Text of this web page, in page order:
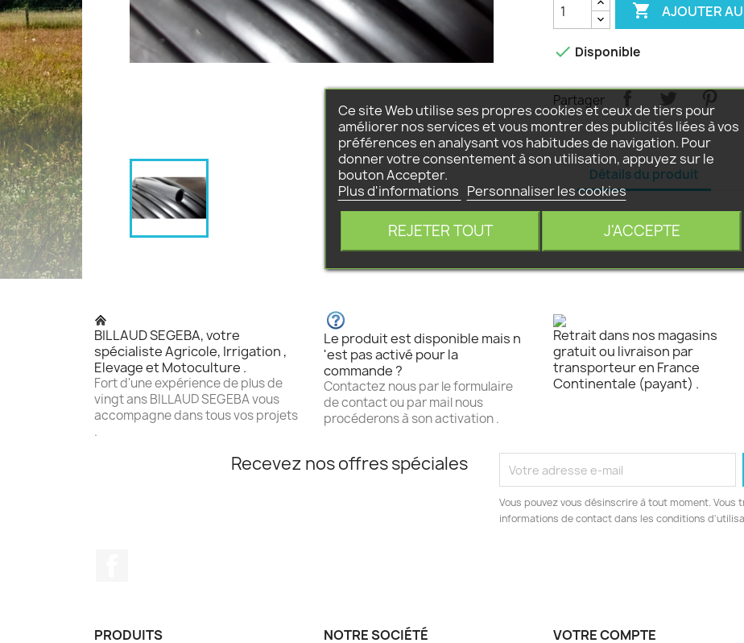
 AJOUTER
 Disponible
Partager
Détails du produit
BILLAUD SEGEBA, votre
spécialiste Agricole, Irrigation ,
Elevage et Motoculture .
Fort d'une expérience de plus de
vingt ans BILLAUD SEGEBA vous
accompagne dans tous vos projets
.
Le produit est disponible mais n
'est pas activé pour la
commande ?
Contactez nous par le formulaire
de contact ou par mail nous
procéderons à son activation .
Retrait dans nos magasins
gratuit ou livraison par
transporteur en France
Continentale (payant) .
Recevez nos offres spéciales
Vous pouvez vous désinscrire à tout moment. Vous
informations de contact dans les conditions
PRODUITS NOTRE SOCIÉTÉ VOTRE COMPTE
Ce site Web utilise ses propres cookies et ceux de tiers pour
améliorer nos services et vous montrer des publicités liées à vos
préférences en analysant vos habitudes de navigation. Pour
donner votre consentement à son utilisation, appuyez sur le
bouton Accepter.
Plus d'informations Personnaliser les cookies
REJETER TOUT J'ACCEPTE